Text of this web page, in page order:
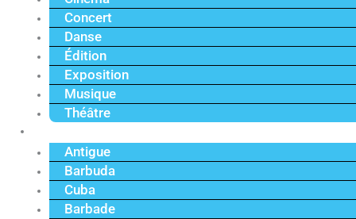
Concert
Danse
Édition
Exposition
Musique
Théâtre
Antigue
Barbuda
Cuba
Barbade